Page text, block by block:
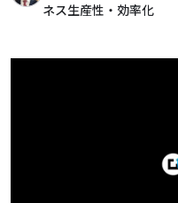
ネス生産性・効率化